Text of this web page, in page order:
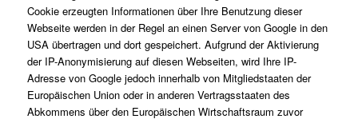
Cookie erzeugten Informationen über Ihre Benutzung dieser
Webseite werden in der Regel an einen Server von Google in den
USA übertragen und dort gespeichert. Aufgrund der Aktivierung
der IP-Anonymisierung auf diesen Webseiten, wird Ihre IP-
Adresse von Google jedoch innerhalb von Mitgliedstaaten der
Europäischen Union oder in anderen Vertragsstaaten des
Abkommens über den Europäischen Wirtschaftsraum zuvor